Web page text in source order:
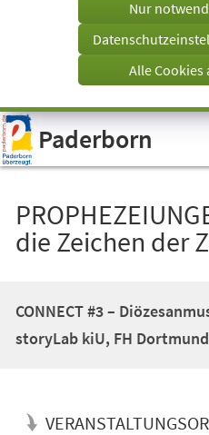
Visuelle
Assistenzsoftware
öffnen.
Tab)
Nur
Alle Cookies
Paderborn
die Zeichen der
CONNECT #3 –
storyLab kiU, FH Dortmund